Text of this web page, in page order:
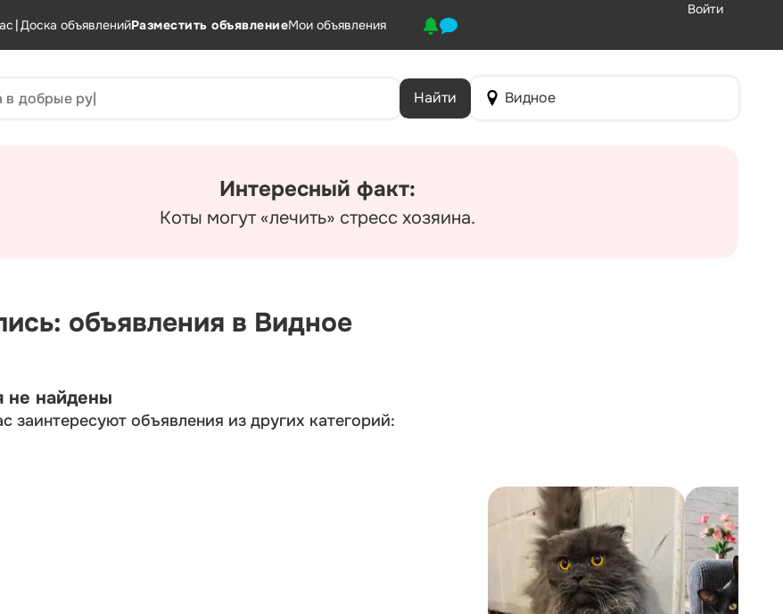
|Доска объявленийРазместить объявлениеМои объявления
Войти
Найти Видное
Интересный факт:
Коты могут «лечить» стресс хозяина.
объявления в Видное
не найдены
заинтересуют объявления из других категорий: